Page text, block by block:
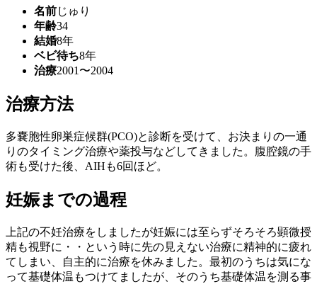
名前じゅり
年齢34
結婚8年
ベビ待ち8年
治療2001〜2004
治療方法
多嚢胞性卵巣症候群(PCO)と診断を受けて、お決まりの一通
りのタイミング治療や薬投与などしてきました。腹腔鏡の手
術も受けた後、AIHも6回ほど。
妊娠までの過程
上記の不妊治療をしましたが妊娠には至らずそろそろ顕微授
精も視野に・・という時に先の見えない治療に精神的に疲れ
てしまい、自主的に治療を休みました。最初のうちは気にな
って基礎体温もつけてましたが、そのうち基礎体温を測る事